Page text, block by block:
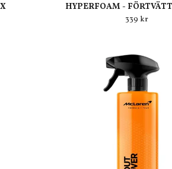
HYPERFOAM -
339 kr